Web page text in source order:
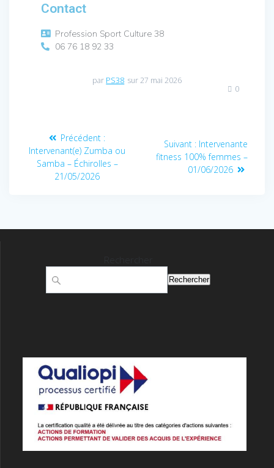
Contact
Profession Sport Culture 38
06 76 18 92 33
par PS38 sur 27 mai 2026
0
Précédent :
Intervenant(e) Zumba ou
Samba – Échirolles –
21/05/2026
Suivant : Intervenante
fitness 100% femmes –
01/06/2026
Rechercher